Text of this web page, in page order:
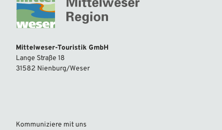
Mittelweser-Touristik GmbH
Lange Straße 18
31582 Nienburg/Weser
Kommuniziere mit uns